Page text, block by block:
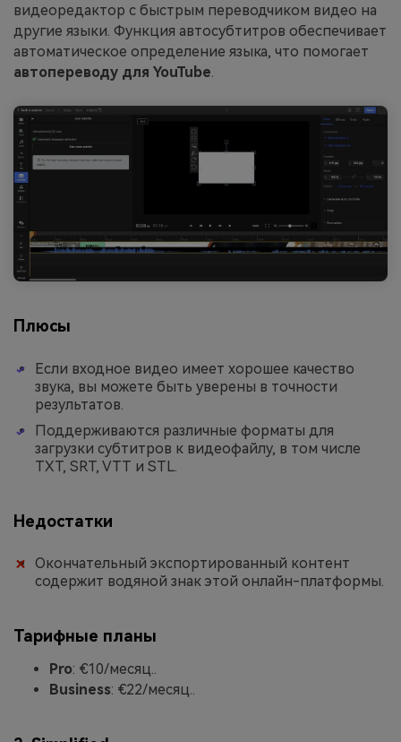
видеоредактор с быстрым переводчиком видео на
другие языки. Функция автосубтитров обеспечивает
автоматическое определение языка, что помогает
автопереводу для YouTube.
Плюсы
Если входное видео имеет хорошее качество
звука, вы можете быть уверены в точности
результатов.
Поддерживаются различные форматы для
загрузки субтитров к видеофайлу, в том числе
TXT, SRT, VTT и STL.
Недостатки
Окончательный экспортированный контент
содержит водяной знак этой онлайн-платформы.
Тарифные планы
Pro: €10/месяц..
Business: €22/месяц..